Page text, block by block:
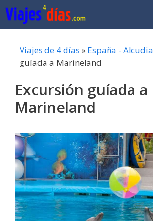
Saltar
al
contenido
Viajes de 4 días » España - Alcudia
guíada a Marineland
Excursión guíada a
Marineland